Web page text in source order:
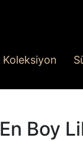
Koleksiyon
En Boy